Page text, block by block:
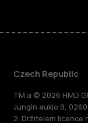
Czech Republic
TM a © 2026 HMD
Jungin aukio 9,
2. Držitelem licence